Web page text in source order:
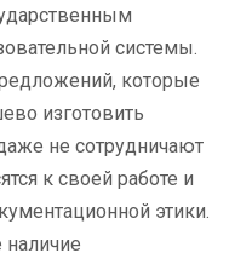
системы.
которые
изготовить
не сотрудничают
к своей работе и
этики.